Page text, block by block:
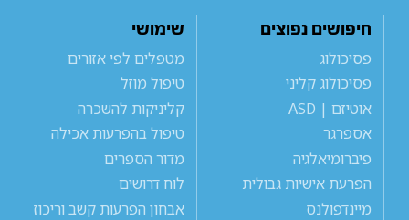
חיפושים נפוצים
פסיכולוג
פסיכולוג קליני
אוטיזם | ASD
אספרגר
פיברומיאלגיה
הפרעת אישיות גבולית
מיינדפולנס
שימושי
מטפלים לפי אזורים
טיפול מוזל
קליניקות להשכרה
טיפול בהפרעות אכילה
מדור הספרים
לוח דרושים
אבחון הפרעות קשב וריכוז